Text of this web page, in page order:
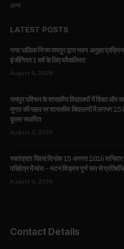
अन्य
LATEST POSTS
नगर पालिक निगम रायपुर द्वारा भवन अनुज्ञा
इंजीनियर 1 वर्ष के लिए ब्लैकलिस्ट
August 6, 2026
रायपुर पश्चिम के शासकीय विद्यालयों में शिक्षा और
मूणत की पहल पर शासकीय विद्यालयों में लगभग
कूलर स्थापित
August 6, 2026
स्वतंत्रता दिवस दिनांक 15 अगस्त 2026 शनिवार
परिक्षेत्र में मांस – मटन विक्रय पूर्ण रूप से
August 6, 2026
Contact Details